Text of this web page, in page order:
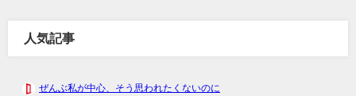
人気記事